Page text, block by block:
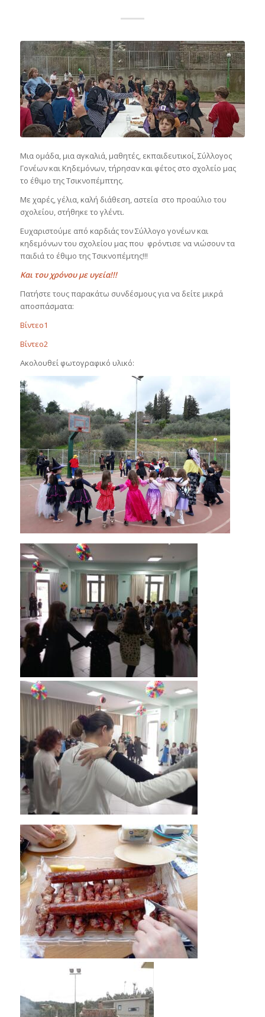
Μια ομάδα, μια αγκαλιά, μαθητές, εκπαιδευτικοί, Σύλλογος
Γονέων και Κηδεμόνων, τήρησαν και φέτος στο σχολείο μας
το έθιμο της Τσικνοπέμπτης.
Με χαρές, γέλια, καλή διάθεση, αστεία στο προαύλιο του
σχολείου, στήθηκε το γλέντι.
Ευχαριστούμε από καρδιάς τον Σύλλογο γονέων και
κηδεμόνων του σχολείου μας που φρόντισε να νιώσουν τα
παιδιά το έθιμο της Τσικνοπέμτης!!!
Και του χρόνου με υγεία!!!
Πατήστε τους παρακάτω συνδέσμους για να δείτε μικρά
αποσπάσματα:
Βίντεο1
Βίντεο2
Ακολουθεί φωτογραφικό υλικό: